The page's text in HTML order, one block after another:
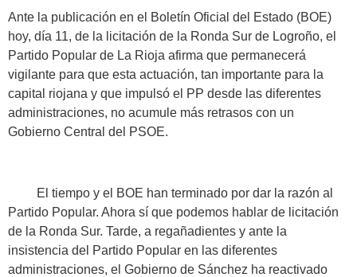
Ante la publicación en el Boletín Oficial del Estado (BOE)
hoy, día 11, de la licitación de la Ronda Sur de Logroño, el
Partido Popular de La Rioja afirma que permanecerá
vigilante para que esta actuación, tan importante para la
capital riojana y que impulsó el PP desde las diferentes
administraciones, no acumule más retrasos con un
Gobierno Central del PSOE.
El tiempo y el BOE han terminado por dar la razón al
Partido Popular. Ahora sí que podemos hablar de licitación
de la Ronda Sur. Tarde, a regañadientes y ante la
insistencia del Partido Popular en las diferentes
administraciones, el Gobierno de Sánchez ha reactivado